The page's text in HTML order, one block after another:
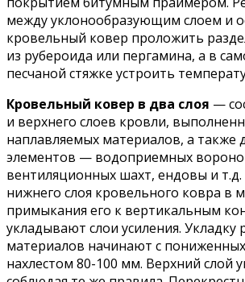
между уклонообразующим слоем и
кровельный ковер проложить
из рубероида или пергамина, а в
песчаной стяжке устроить
Кровельный ковер в два слоя —
и верхнего слоев кровли,
наплавляемых материалов, а также
элементов — водоприемных
вентиляционных шахт, ендовы и
нижнего слоя кровельного ковра в
примыкания его к вертикальным
укладывают слои усиления. Укладку
материалов начинают с пониженных
нахлестом 80-100 мм. Верхний слой